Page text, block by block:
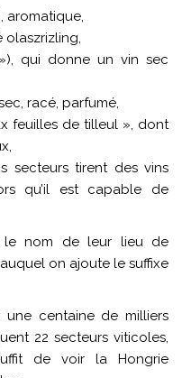
aromatique,
olaszrizling,
qui donne un vin sec
racé, parfumé,
feuilles de tilleul », dont
secteurs tirent des vins
qu’il est capable de
le nom de leur lieu de
on ajoute le suffixe
une centaine de milliers
22 secteurs viticoles,
de voir la Hongrie